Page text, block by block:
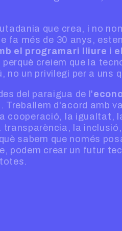
que crea, i no
fa més de 30 anys,
el programari lliure i el
perquè creiem que la
no un privilegi per a uns
del paraigua de l'
. Treballem d'acord amb
cooperació, la igualtat,
transparència, la
sabem que només
podem crear un futur